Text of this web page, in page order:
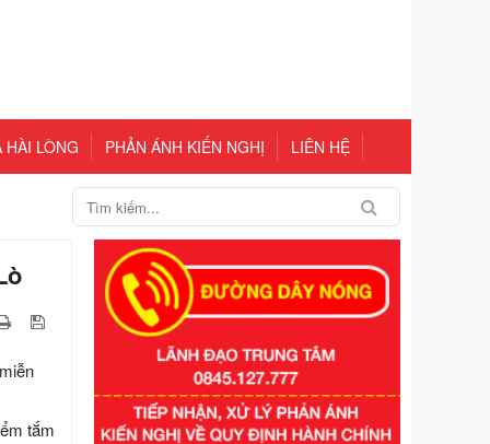
HÀI LÒNG PHẢN ÁNH KIẾN NGHỊ LIÊN HỆ
tắm